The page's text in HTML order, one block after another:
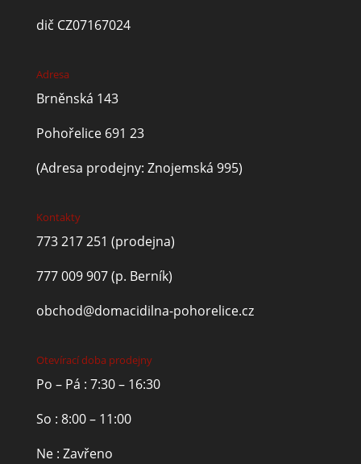
dič CZ07167024
Adresa
Brněnská 143
Pohořelice 691 23
(Adresa prodejny: Znojemská 995)
Kontakty
773 217 251 (prodejna)
777 009 907(p. Berník)
obchod@domacidilna-pohorelice.cz
Otevírací doba prodejny
Po – Pá : 7:30 – 16:30
So : 8:00 – 11:00
Ne : Zavřeno